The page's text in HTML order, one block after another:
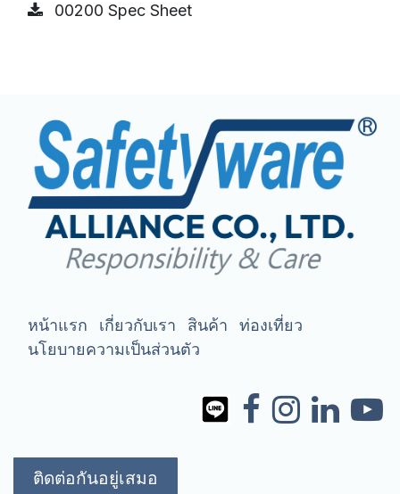
00200 Spec Sheet
หน้าแรก เกี่ยวกับเรา สินค้า
ท่องเที่ยว
นโยบายความเป็นส่วนตัว
ติดต่อกันอยู่เสมอ